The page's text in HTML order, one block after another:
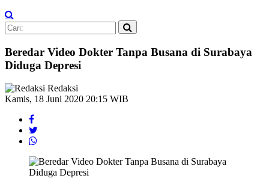
Beredar Video Dokter Tanpa Busana di Surabaya
Diduga Depresi
Redaksi
Kamis, 18 Juni 2020 20:15 WIB